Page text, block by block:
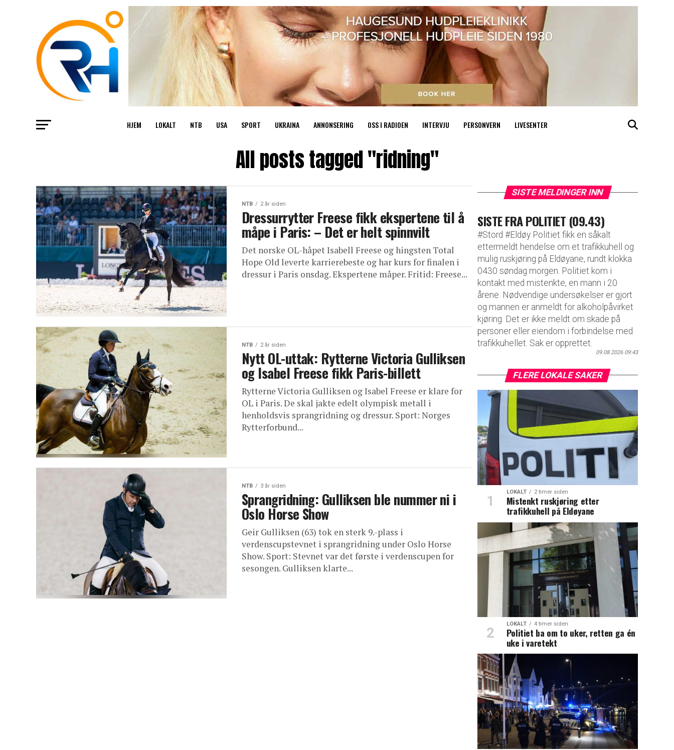
HJEM LOKALT NTB USA SPORT UKRAINA ANNONSERING OSS I RADIOEN INTERVJU PERSONVERN LIVESENTER
All posts tagged "ridning"
NTB 2 år siden
Dressurrytter Freese fikk ekspertene til å
måpe i Paris: – Det er helt spinnvilt
Det norske OL-håpet Isabell Freese og hingsten Total
Hope Old leverte karrierebeste og har kurs for finalen i
dressur i Paris onsdag. Ekspertene måper. Fritid: Freese...
NTB 2 år siden
Nytt OL-uttak: Rytterne Victoria Gulliksen
og Isabel Freese fikk Paris-billett
Rytterne Victoria Gulliksen og Isabel Freese er klare for
OL i Paris. De skal jakte edelt olympisk metall i
henholdsvis sprangridning og dressur. Sport: Norges
Rytterforbund...
NTB 3 år siden
Sprangridning: Gulliksen ble nummer ni i
Oslo Horse Show
Geir Gulliksen (63) tok en sterk 9.-plass i
verdenscupstevnet i sprangridning under Oslo Horse
Show. Sport: Stevnet var det første i verdenscupen for
sesongen. Gulliksen klarte...
SISTE MELDINGER INN
SISTE FRA POLITIET (09.43)
#Stord #Eldøy Politiet fikk en såkalt
ettermeldt hendelse om et trafikkuhell og
mulig ruskjøring på Eldøyane, rundt klokka
0430 søndag morgen. Politiet kom i
kontakt med mistenkte, en mann i 20
årene. Nødvendige undersøkelser er gjort
og mannen er anmeldt for alkoholpåvirket
kjøring. Det er ikke meldt om skade på
personer eller eiendom i forbindelse med
trafikkuhellet. Sak er opprettet.
09.08.2026 09:43
FLERE LOKALE SAKER
LOKALT 2 timer siden
Mistenkt ruskjøring etter
trafikkuhell på Eldøyane
LOKALT 4 timer siden
Politiet ba om to uker, retten ga én
uke i varetekt